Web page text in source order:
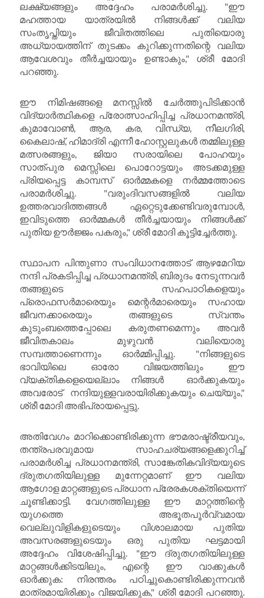
ലക്ഷ്യങ്ങളും അദ്ദേഹം പരാമർശിച്ചു. "ഈ
മഹത്തായ യാത്രയിൽ നിങ്ങൾക്ക് വലിയ
സംതൃപ്തിയും ജീവിതത്തിലെ പുതിയൊരു
അധ്യായത്തിന് തുടക്കം കുറിക്കുന്നതിന്റെ വലിയ
ആവേശവും തീർച്ചയായും ഉണ്ടാകും," ശ്രീ മോദി
പറഞ്ഞു.
ഈ നിമിഷങ്ങളെ മനസ്സിൽ ചേർത്തുപിടിക്കാൻ
വിദ്യാർത്ഥികളെ പ്രോത്സാഹിപ്പിച്ച പ്രധാനമന്ത്രി,
കുമാവോൺ, ആര, കര, വിന്ധ്യ, നീലഗിരി,
കൈലാഷ്, ഹിമാദ്രി എന്നീ ഹോസ്റ്റലുകൾ തമ്മിലുള്ള
മത്സരങ്ങളും, ജിയാ സരായിലെ പോഹയും
സാത്പുര മെസ്സിലെ പൊറോട്ടയും അടക്കമുള്ള
പ്രിയപ്പെട്ട കാമ്പസ് ഓർമ്മകളെ നർമ്മത്തോടെ
പരാമർശിച്ചു. "വരുംദിവസങ്ങളിൽ വലിയ
ഉത്തരവാദിത്തങ്ങൾ ഏറ്റെടുക്കേണ്ടിവരുമ്പോൾ,
ഇവിടുത്തെ ഓർമ്മകൾ തീർച്ചയായും നിങ്ങൾക്ക്
പുതിയ ഊർജ്ജം പകരും," ശ്രീ മോദി കൂട്ടിച്ചേർത്തു.
സ്ഥാപന പിന്തുണാ സംവിധാനത്തോട് ആഴമേറിയ
നന്ദി പ്രകടിപ്പിച്ച പ്രധാനമന്ത്രി, ബിരുദം നേടുന്നവർ
തങ്ങളുടെ സഹപാഠികളെയും
പ്രൊഫസർമാരെയും മെന്റർമാരെയും സഹായ
ജീവനക്കാരെയും തങ്ങളുടെ സ്വന്തം
കുടുംബത്തെപ്പോലെ കരുതണമെന്നും അവർ
ജീവിതകാലം മുഴുവൻ വലിയൊരു
സമ്പത്താണെന്നും ഓർമ്മിപ്പിച്ചു. "നിങ്ങളുടെ
ഭാവിയിലെ ഓരോ വിജയത്തിലും ഈ
വ്യക്തികളെയെല്ലാം നിങ്ങൾ ഓർക്കുകയും
അവരോട് നന്ദിയുള്ളവരായിരിക്കുകയും ചെയ്യും,"
ശ്രീ മോദി അഭിപ്രായപ്പെട്ടു.
അതിവേഗം മാറിക്കൊണ്ടിരിക്കുന്ന ഭൗമരാഷ്ട്രീയവും,
തന്ത്രപരവുമായ സാഹചര്യങ്ങളെക്കുറിച്ച്
പരാമർശിച്ച പ്രധാനമന്ത്രി, സാങ്കേതികവിദ്യയുടെ
ദ്രുതഗതിയിലുള്ള മുന്നേറ്റമാണ് ഈ വലിയ
ആഗോള മാറ്റങ്ങളുടെ പ്രധാന പ്രേരകശക്തിയെന്ന്
ചൂണ്ടിക്കാട്ടി. വേഗത്തിലുള്ള ഈ മാറ്റത്തിന്റെ
യുഗത്തെ അഭൂതപൂർവ്വമായ
വെല്ലുവിളികളുടെയും വിശാലമായ പുതിയ
അവസരങ്ങളുടെയും ഒരു പുതിയ ഘട്ടമായി
അദ്ദേഹം വിശേഷിപ്പിച്ചു. "ഈ ദ്രുതഗതിയിലുള്ള
മാറ്റങ്ങൾക്കിടയിലും, എന്റെ ഈ വാക്കുകൾ
ഓർക്കുക: നിരന്തരം പഠിച്ചുകൊണ്ടിരിക്കുന്നവൻ
മാത്രമായിരിക്കും വിജയിക്കുക," ശ്രീ മോദി പറഞ്ഞു.